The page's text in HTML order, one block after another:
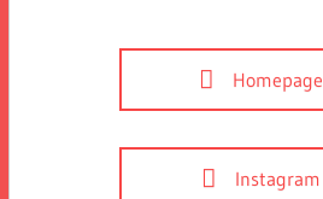
Homepage
Instagram